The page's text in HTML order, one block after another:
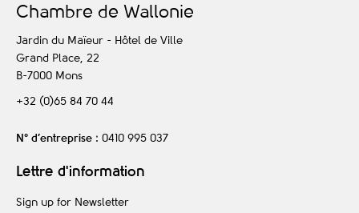
Chambre de Wallonie
Jardin du Maïeur - Hôtel de Ville
Grand Place, 22
B-7000 Mons
+32 (0)65 84 70 44
N° d’entreprise : 0410 995 037
Lettre d'information
Sign up for Newsletter